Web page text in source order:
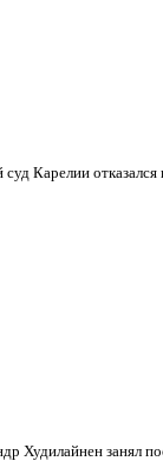
Карелии
Худилайнен занял